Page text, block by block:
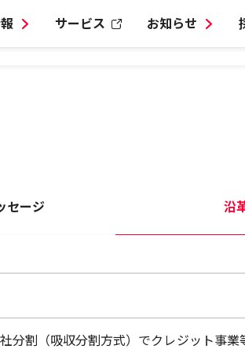
サービス お知らせ
セージ 沿
分割（吸収分割方式）でクレジット事業